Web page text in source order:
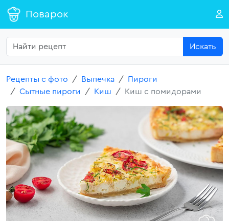
Поварок
Искать
Рецепты с фото Выпечка
Пироги
Сытные пироги
Киш Киш с помидорами